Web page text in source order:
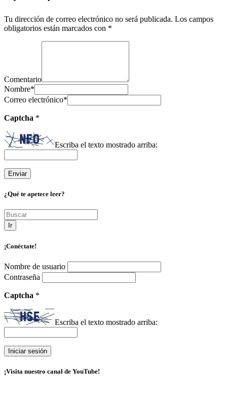
Tu dirección de correo electrónico no será publicada. Los campos
obligatorios están marcados con *
Comentario
Nombre*
Correo electrónico*
Captcha *
Escriba el texto mostrado arriba:
¿Qué te apetece leer?
Ir
¡Conéctate!
Nombre de usuario
Contraseña
Captcha *
Escriba el texto mostrado arriba:
¡Visita nuestro canal de YouTube!